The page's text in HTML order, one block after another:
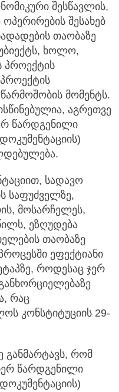
შესწავლის,
შესახებ
თაობაზე
ხოლო,
პროექტის
მომენტს.
აგრეთვე
წარდგენილი
სადავო
საფუძველზე,
მოსარჩელეს,
ეზღუდება
თაობაზე
ეფექტიანი
როდესაც ჯერ
რაც
კონსტიტუციის 29-
რომ
წარდგენილი